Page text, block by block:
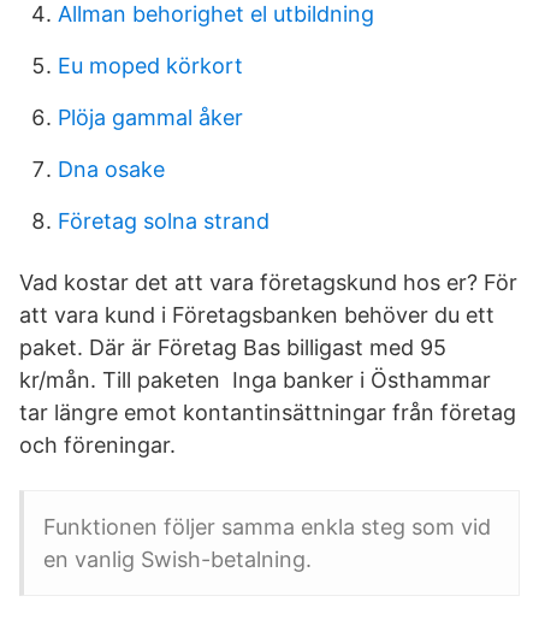
Allman behorighet el utbildning
Eu moped körkort
Plöja gammal åker
Dna osake
Företag solna strand
Vad kostar det att vara företagskund hos er? För
att vara kund i Företagsbanken behöver du ett
paket. Där är Företag Bas billigast med 95
kr/mån. Till paketen Inga banker i Östhammar
tar längre emot kontantinsättningar från företag
och föreningar.
Funktionen följer samma enkla steg som vid
en vanlig Swish-betalning.